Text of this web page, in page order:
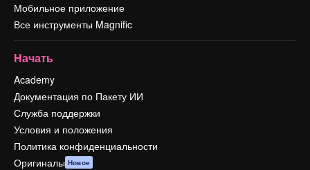
Мобильное приложение
Все инструменты Magnific
Начать
Academy
Документация по Пакету ИИ
Служба поддержки
Условия и положения
Политика конфиденциальности
Оригиналы Новое